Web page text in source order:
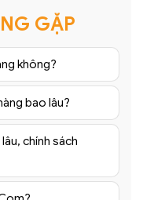
GẶP
không?
bao lâu?
chính sách